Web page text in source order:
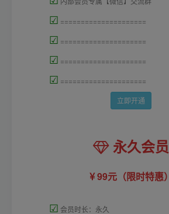
☑ =====================
☑ =====================
☑ =====================
☑ =====================
立即开通
永久会员
99元（限时特惠）
☑ 会员时长：永久